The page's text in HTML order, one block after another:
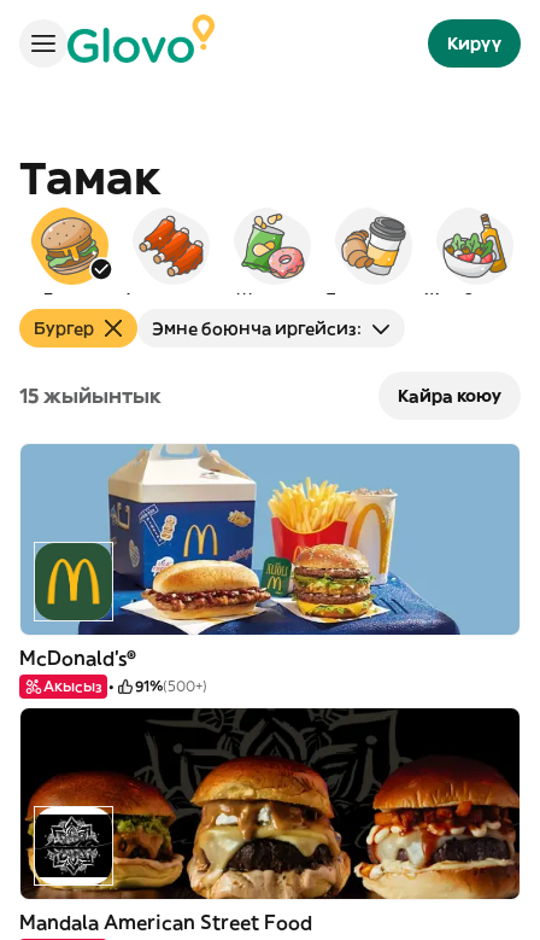
Кирүү
Тамак
Бургер Америкалык Шам-шум Таңкы тамак
Бургер Эмне боюнча иргейсиз:
15 жыйынтык Кайра коюу
McDonald's®
Акысыз 91%(500+)
Mandala American Street Food